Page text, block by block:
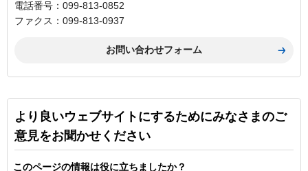
電話番号：099-813-0852
ファクス：099-813-0937
より良いウェブサイトにするためにみなさまのご
意見をお聞かせください
このページの情報は役に立ちましたか？